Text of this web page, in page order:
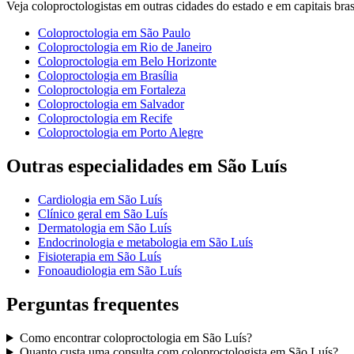
Veja coloproctologistas em outras cidades do estado e em capitais
Coloproctologia em São Paulo
Coloproctologia em Rio de Janeiro
Coloproctologia em Belo Horizonte
Coloproctologia em Brasília
Coloproctologia em Fortaleza
Coloproctologia em Salvador
Coloproctologia em Recife
Coloproctologia em Porto Alegre
Outras especialidades em São Luís
Cardiologia em São Luís
Clínico geral em São Luís
Dermatologia em São Luís
Endocrinologia e metabologia em São Luís
Fisioterapia em São Luís
Fonoaudiologia em São Luís
Perguntas frequentes
Como encontrarcoloproctologia em São Luís?